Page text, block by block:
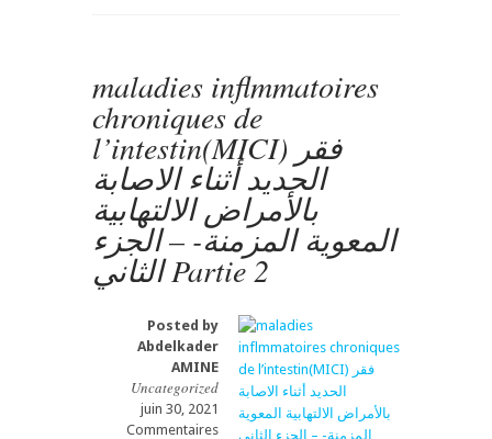
النقط
فوق
traitements
du
sinus
pilonidal:
le
futur
c’est
التاسع
Partie
9
maladies inflmmatoires
chroniques de
l’intestin(MICI) فقر
الحديد أثناء الاصابة
بالأمراض الالتهابية
المعوية المزمنة- – الجزء
الثاني Partie 2
Posted by
Abdelkader
AMINE
Uncategorized
juin 30, 2021
Commentaires